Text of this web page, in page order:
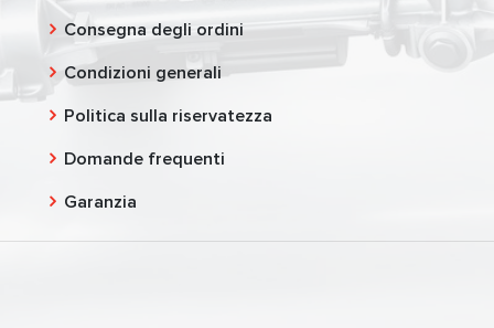
Consegna degli ordini
Condizioni generali
Politica sulla riservatezza
Domande frequenti
Garanzia